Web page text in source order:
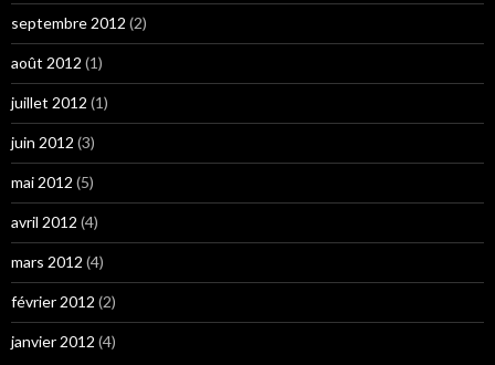
septembre 2012 (2)
août 2012 (1)
juillet 2012 (1)
juin 2012 (3)
mai 2012 (5)
avril 2012 (4)
mars 2012 (4)
février 2012 (2)
janvier 2012 (4)